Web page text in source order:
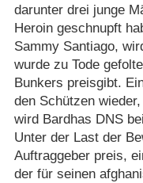
darunter drei junge
Heroin geschnupft
Sammy Santiago,
wurde zu Tode
Bunkers preisgibt.
den Schützen
wird Bardhas DNS
Unter der Last der
Auftraggeber preis,
der für seinen